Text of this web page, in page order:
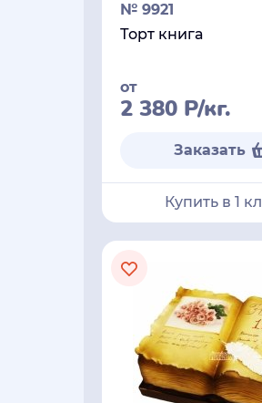
№ 9921
Торт книга
от
2 380 Р/кг.
Заказать
Купить в 1